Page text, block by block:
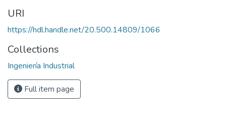
URI
https://hdl.handle.net/20.500.14809/1066
Collections
Ingeniería Industrial
Full item page